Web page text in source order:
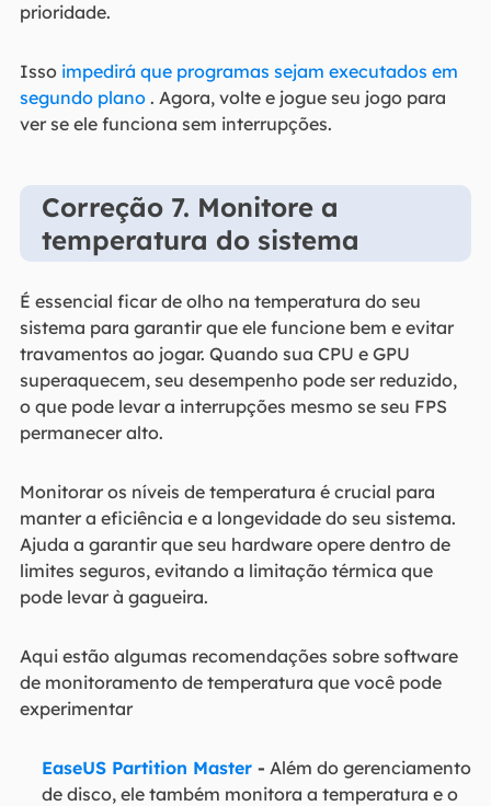
prioridade.
Isso impedirá que programas sejam executados em
segundo plano. Agora, volte e jogue seu jogo para
ver se ele funciona sem interrupções.
Correção 7. Monitore a
temperatura do sistema
É essencial ficar de olho na temperatura do seu
sistema para garantir que ele funcione bem e evitar
travamentos ao jogar. Quando sua CPU e GPU
superaquecem, seu desempenho pode ser reduzido,
o que pode levar a interrupções mesmo se seu FPS
permanecer alto.
Monitorar os níveis de temperatura é crucial para
manter a eficiência e a longevidade do seu sistema.
Ajuda a garantir que seu hardware opere dentro de
limites seguros, evitando a limitação térmica que
pode levar à gagueira.
Aqui estão algumas recomendações sobre software
de monitoramento de temperatura que você pode
experimentar
EaseUS Partition Master- Além do gerenciamento
de disco, ele também monitora a temperatura e o